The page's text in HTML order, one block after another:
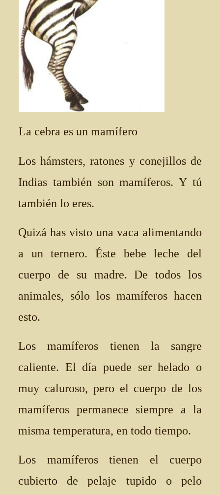
La cebra es un mamífero
Los hámsters, ratones y conejillos de
Indias también son mamíferos. Y tú
también lo eres.
Quizá has visto una vaca alimentando
a un ternero. Éste bebe leche del
cuerpo de su madre. De todos los
animales, sólo los mamíferos hacen
esto.
Los mamíferos tienen la sangre
caliente. El día puede ser helado o
muy caluroso, pero el cuerpo de los
mamíferos permanece siempre a la
misma temperatura, en todo tiempo.
Los mamíferos tienen el cuerpo
cubierto de pelaje tupido o pelo